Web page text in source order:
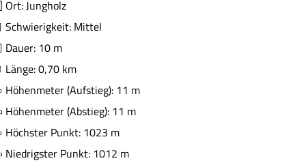
Ort: Jungholz
Schwierigkeit: Mittel
Dauer: 10 m
Länge: 0,70 km
Höhenmeter (Aufstieg): 11 m
Höhenmeter (Abstieg): 11 m
Höchster Punkt: 1023 m
Niedrigster Punkt: 1012 m